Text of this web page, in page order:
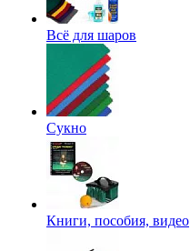
Всё для шаров
Сукно
Книги, пособия, видео